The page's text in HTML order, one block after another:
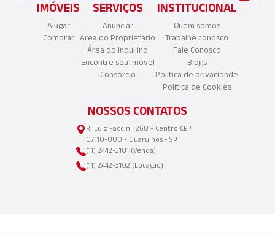
IMÓVEIS
Alugar
Comprar
SERVIÇOS
Anunciar
Área do Proprietário
Área do Inquilino
Encontre seu imóvel
Consórcio
INSTITUCIONAL
Quem somos
Trabalhe conosco
Fale Conosco
Blogs
Política de privacidade
Política de Cookies
NOSSOS CONTATOS
R. Luiz Faccini, 268 - Centro CEP
07110-000 - Guarulhos - SP
(11) 2442-3101 (Venda)
(11) 2442-3102 (Locação)